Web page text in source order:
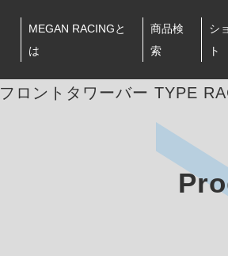
MEGAN RACINGと
は
商品検
索
シ
ト
フロントタワーバー TYPE